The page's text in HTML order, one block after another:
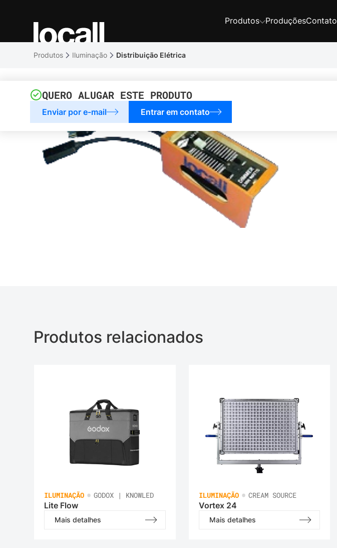
Produtos ProduçõesContato
QUERO ALUGAR ESTE PRODUTO
Enviar por e-mail Entrar em contato
Produtos Iluminação Distribuição Elétrica
Produtos relacionados
ILUMINAÇÃO •GODOX | KNOWLED
Lite Flow
Mais detalhes
ILUMINAÇÃO• CREAM SOURCE
Vortex 24
Mais detalhes